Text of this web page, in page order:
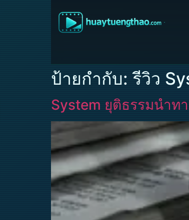
ป้ายกำกับ:รีวิว
System ยุติธรรมนำท